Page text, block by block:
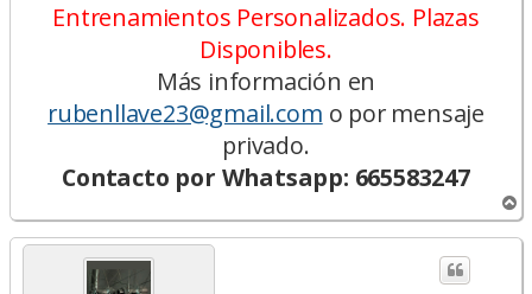
Entrenamientos Personalizados. Plazas
Disponibles.
Más información en
rubenllave23@gmail.com o por mensaje
privado.
Contacto por Whatsapp: 665583247
r
r